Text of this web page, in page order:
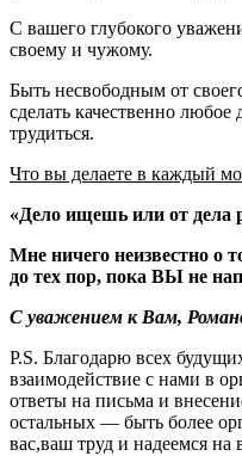
С вашего глубокого
своему и чужому.
Быть несвободным от
сделать качественно любое
трудиться.
Что вы делаете в каждый
«Дело ищешь или от
Мне ничего неизвестно о
до тех пор, пока ВЫ не
С уважением к Вам,
P.S. Благодарю всех
взаимодействие с нами в
ответы на письма и
остальных — быть более
вас,ваш труд и надеемся на